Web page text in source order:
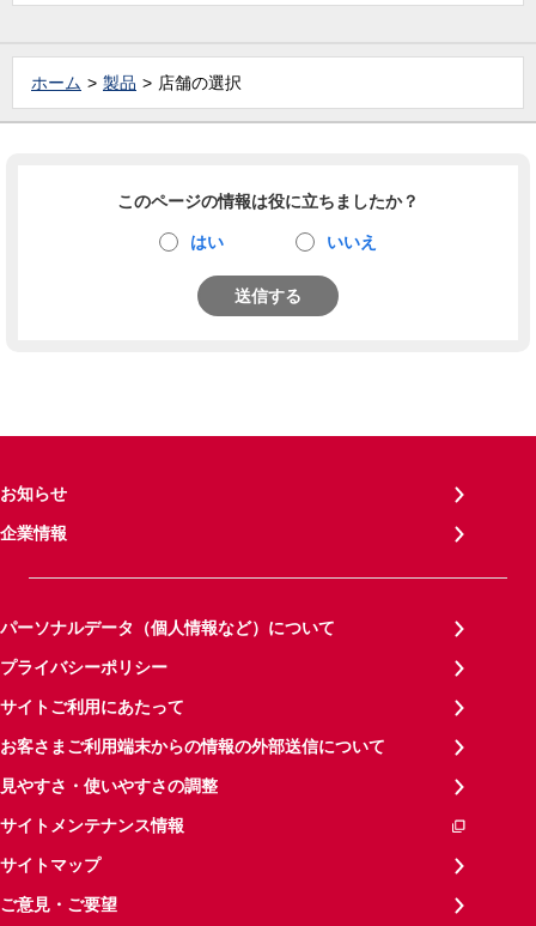
ホーム 製品 店舗の選択
このページの情報は役に立ちましたか？
はい いいえ
送信する
お知らせ
企業情報
パーソナルデータ（個人情報など）について
プライバシーポリシー
サイトご利用にあたって
お客さまご利用端末からの情報の外部送信について
見やすさ・使いやすさの調整
サイトメンテナンス情報
サイトマップ
ご意見・ご要望